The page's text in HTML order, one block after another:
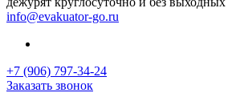
info@evakuator-go.ru
+7 (906) 797-34-24
Заказать звонок